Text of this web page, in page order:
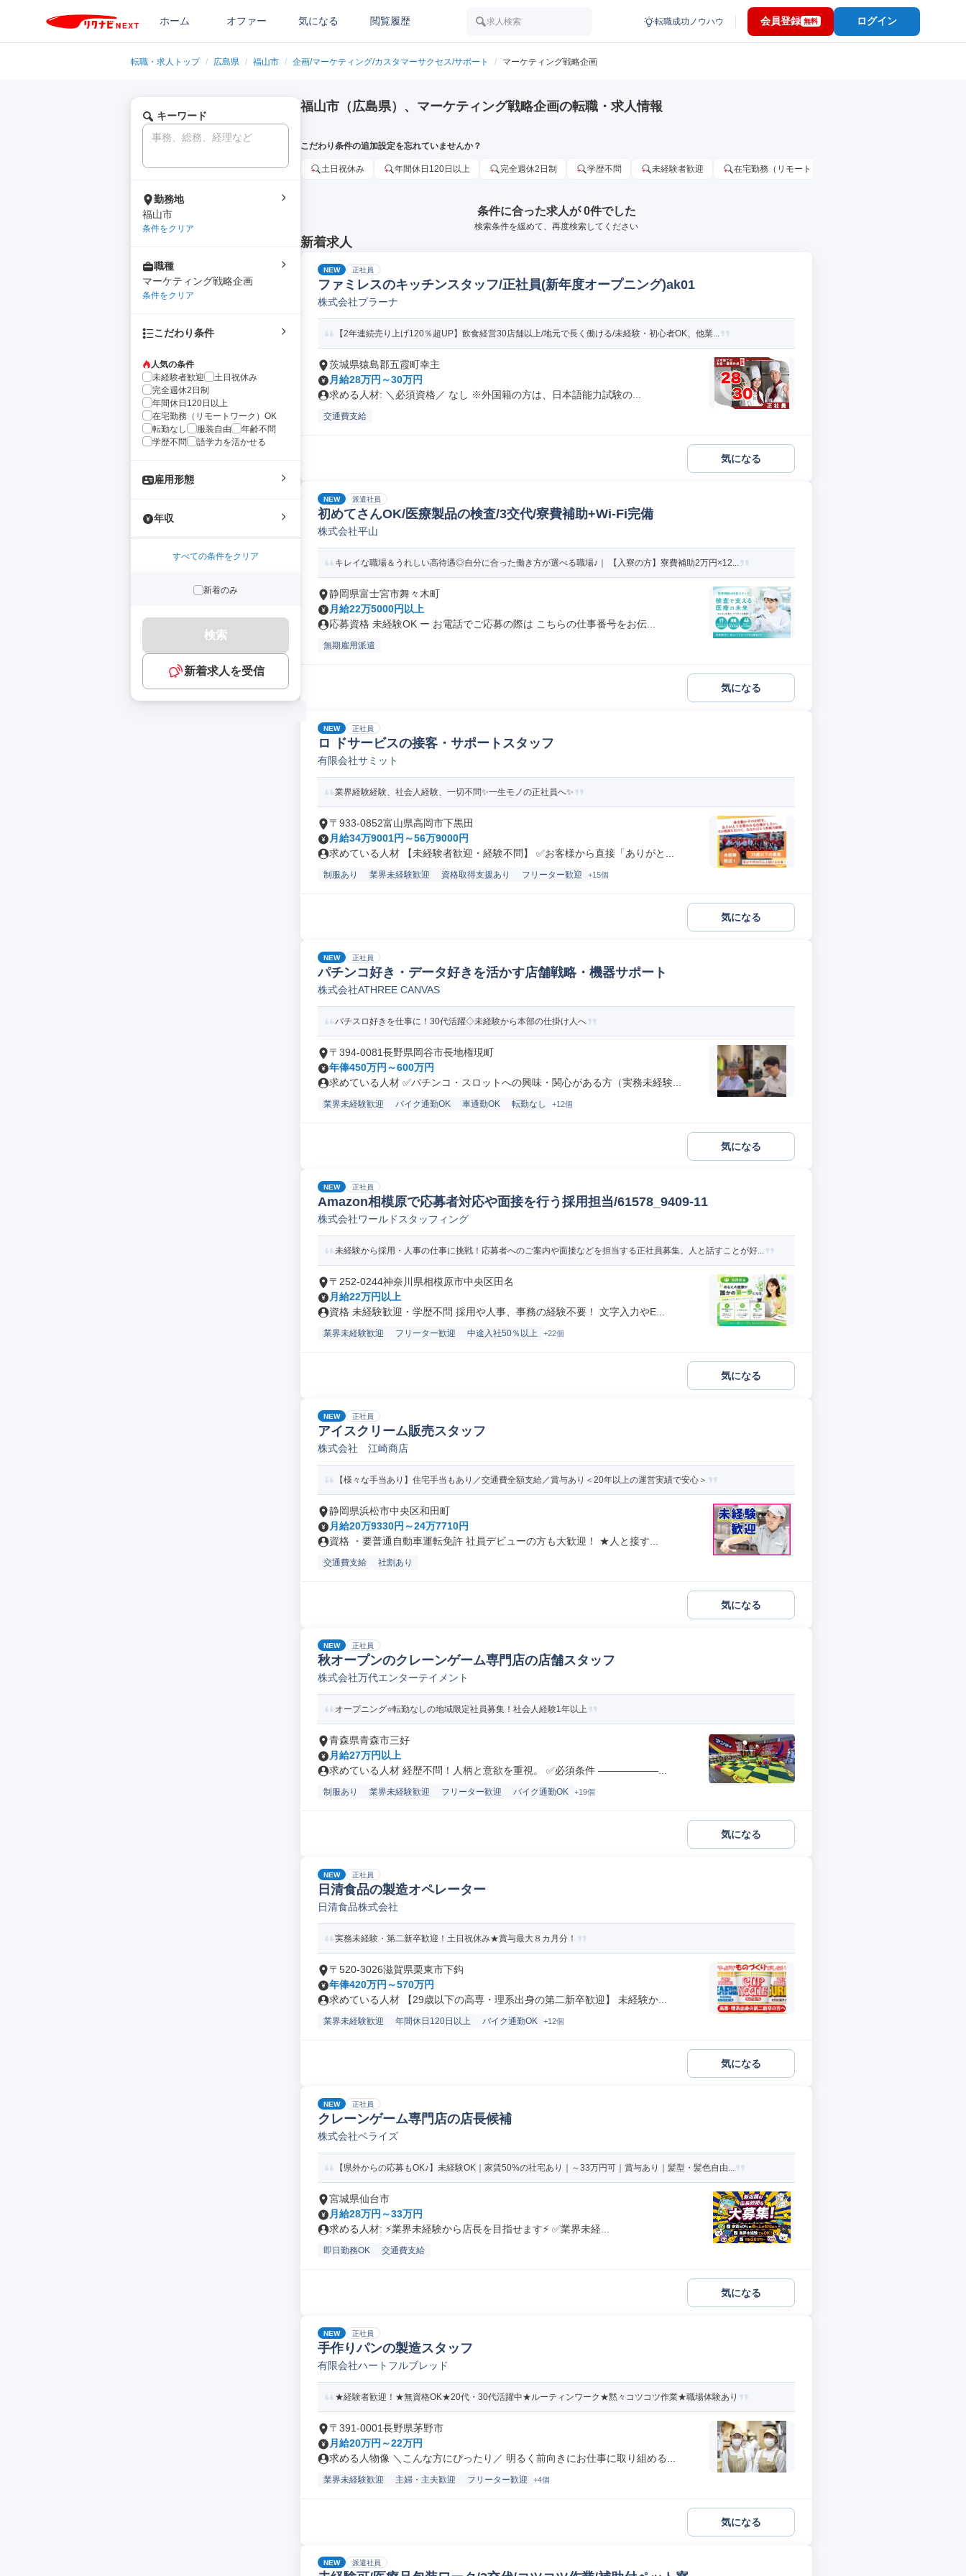
ホーム オファー 気になる 閲覧履歴 求人検索 転職成功ノウハウ 会員登録 無料 ログイン
転職・求人トップ / 広島県 / 福山市 / 企画/マーケティング/カスタマーサクセス/サポート / マーケティング戦略企画
キーワード
勤務地
福山市
条件をクリア
職種
マーケティング戦略企画
条件をクリア
こだわり条件
人気の条件
未経験者歓迎
土日祝休み
完全週休2日制
年間休日120日以上
在宅勤務（リモートワーク）OK
転勤なし
服装自由
年齢不問
学歴不問
語学力を活かせる
雇用形態
年収
すべての条件をクリア
新着のみ
検索
新着求人を受信
福山市（広島県）、マーケティング戦略企画の転職・求人情報
こだわり条件の追加設定を忘れていませんか？
土日祝休み 年間休日120日以上 完全週休2日制 学歴不問 未経験者歓迎 在宅勤務（リモートワーク）OK
条件に合った求人が 0件でした
検索条件を緩めて、再度検索してください
新着求人
NEW 正社員
ファミレスのキッチンスタッフ/正社員(新年度オープニング)ak01
株式会社プラーナ
【2年連続売り上げ120％超UP】飲食経営30店舗以上/地元で長く働ける/未経験・初心者OK、他業...
茨城県猿島郡五霞町幸主
月給28万円～30万円
求める人材: ＼必須資格／ なし ※外国籍の方は、日本語能力試験の...
交通費支給
気になる
NEW 派遣社員
初めてさんOK/医療製品の検査/3交代/寮費補助+Wi-Fi完備
株式会社平山
キレイな職場＆うれしい高待遇◎自分に合った働き方が選べる職場♪｜ 【入寮の方】寮費補助2万円×12...
静岡県富士宮市舞々木町
月給22万5000円以上
応募資格 未経験OK ー お電話でご応募の際は こちらの仕事番号をお伝...
無期雇用派遣
気になる
NEW 正社員
ロ ドサービスの接客・サポートスタッフ
有限会社サミット
業界経験経験、社会人経験、一切不問✨一生モノの正社員へ✨
〒933-0852富山県高岡市下黒田
月給34万9001円～56万9000円
求めている人材 【未経験者歓迎・経験不問】 ✅お客様から直接「ありがと...
制服あり 業界未経験歓迎 資格取得支援あり フリーター歓迎 +15個
気になる
NEW 正社員
パチンコ好き・データ好きを活かす店舗戦略・機器サポート
株式会社ATHREE CANVAS
パチスロ好きを仕事に！30代活躍◇未経験から本部の仕掛け人へ
〒394-0081長野県岡谷市長地権現町
年俸450万円～600万円
求めている人材 ✅パチンコ・スロットへの興味・関心がある方（実務未経験...
業界未経験歓迎 バイク通勤OK 車通勤OK 転勤なし +12個
気になる
NEW 正社員
Amazon相模原で応募者対応や面接を行う採用担当/61578_9409-11
株式会社ワールドスタッフィング
未経験から採用・人事の仕事に挑戦！応募者へのご案内や面接などを担当する正社員募集。人と話すことが好...
〒252-0244神奈川県相模原市中央区田名
月給22万円以上
資格 未経験歓迎・学歴不問 採用や人事、事務の経験不要！ 文字入力やE...
業界未経験歓迎 フリーター歓迎 中途入社50％以上 +22個
気になる
NEW 正社員
アイスクリーム販売スタッフ
株式会社 江崎商店
【様々な手当あり】住宅手当もあり／交通費全額支給／賞与あり＜20年以上の運営実績で安心＞
静岡県浜松市中央区和田町
月給20万9330円～24万7710円
資格 ・要普通自動車運転免許 社員デビューの方も大歓迎！ ★人と接す...
交通費支給 社割あり
気になる
NEW 正社員
秋オープンのクレーンゲーム専門店の店舗スタッフ
株式会社万代エンターテイメント
オープニング⭐転勤なしの地域限定社員募集！社会人経験1年以上
青森県青森市三好
月給27万円以上
求めている人材 経歴不問！人柄と意欲を重視。 ✅必須条件 ――――――...
制服あり 業界未経験歓迎 フリーター歓迎 バイク通勤OK +19個
気になる
NEW 正社員
日清食品の製造オペレーター
日清食品株式会社
実務未経験・第二新卒歓迎！土日祝休み★賞与最大８カ月分！
〒520-3026滋賀県栗東市下鈎
年俸420万円～570万円
求めている人材 【29歳以下の高専・理系出身の第二新卒歓迎】 未経験か...
業界未経験歓迎 年間休日120日以上 バイク通勤OK +12個
気になる
NEW 正社員
クレーンゲーム専門店の店長候補
株式会社ベライズ
【県外からの応募もOK♪】未経験OK｜家賃50%の社宅あり｜～33万円可｜賞与あり｜髪型・髪色自由...
宮城県仙台市
月給28万円～33万円
求める人材: ⚡️業界未経験から店長を目指せます⚡️ ✅️業界未経...
即日勤務OK 交通費支給
気になる
NEW 正社員
手作りパンの製造スタッフ
有限会社ハートフルブレッド
★経験者歓迎！★無資格OK★20代・30代活躍中★ルーティンワーク★黙々コツコツ作業★職場体験あり
〒391-0001長野県茅野市
月給20万円～22万円
求める人物像 ＼こんな方にぴったり／ 明るく前向きにお仕事に取り組める...
業界未経験歓迎 主婦・主夫歓迎 フリーター歓迎 +4個
気になる
NEW 派遣社員